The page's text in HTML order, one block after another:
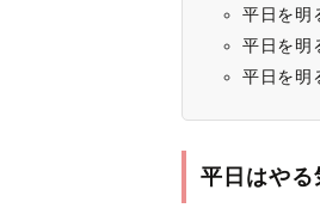
平日を明
平日を明
平日を明
平日はや